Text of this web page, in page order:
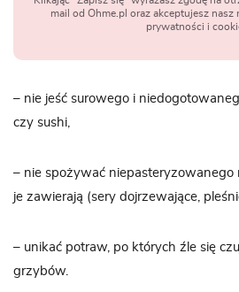
mail od Ohme.pl oraz akceptujesz
prywatności i
– nie jeść surowego i
czy sushi,
– nie spożywać niepasteryzowanego
je zawierają (sery dojrzewające,
– unikać potraw, po których źle się
grzybów.